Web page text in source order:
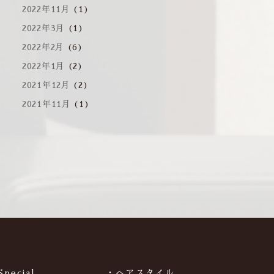
2022年11月 (1)
2022年3月 (1)
2022年2月 (6)
2022年1月 (2)
2021年12月 (2)
2021年11月 (1)